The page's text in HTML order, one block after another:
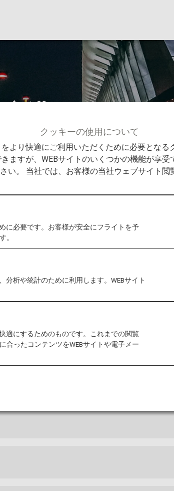
港
ロサンゼルス国際空港
らの発着
地までの役立つ情報をご紹介します。
よび空港内に関するその他の情報
クッキーの使用について
より快適にご利用いただくために必要とな
ますが、WEBサイトのいくつかの機能が享
い。 当社では、お客様の当社ウェブサイト
に必要です。お客様が安全にフライトを予
。
分析や統計のために利用します。WEBサイト
適にするためのものです。これまでの閲覧
合ったコンテンツをWEBサイトや電子メー